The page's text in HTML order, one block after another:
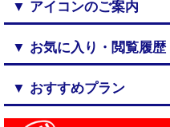
▼ アイコンのご案内
▼ お気に入り・閲覧履歴
▼ おすすめプラン